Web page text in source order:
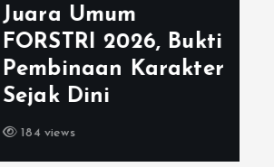
Umum
2026, Bukti
Karakter
Dini
184 views